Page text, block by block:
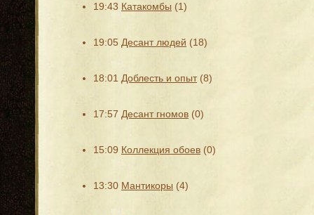
19:43 Катакомбы (1)
19:05 Десант людей (18)
18:01 Доблесть и опыт (8)
17:57 Десант гномов (0)
15:09 Коллекция обоев (0)
13:30 Мантикоры (4)